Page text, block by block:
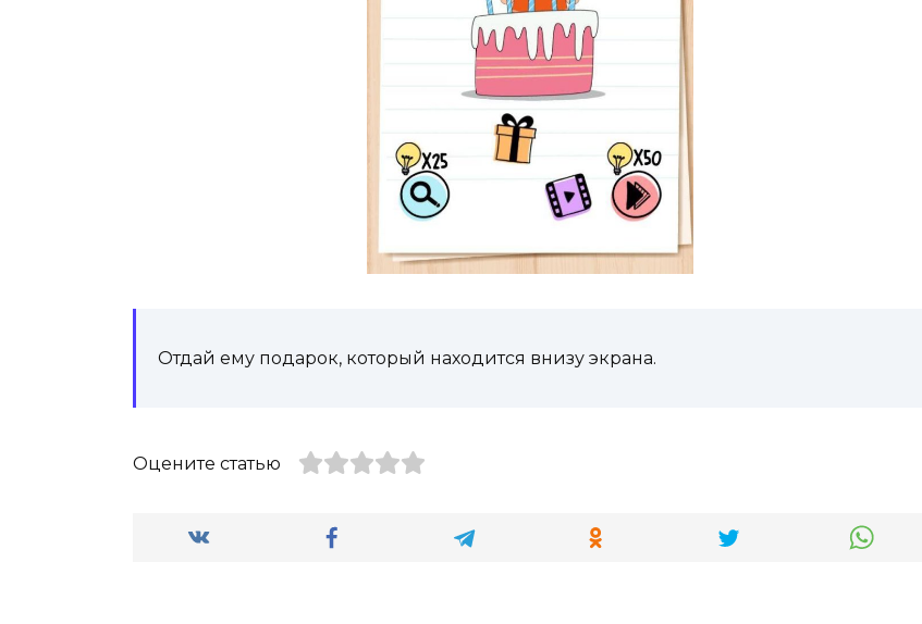
Отдай ему подарок, который находится внизу экрана.
Оцените статью